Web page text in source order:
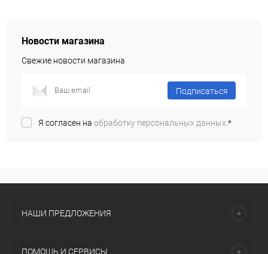
Новости магазина
Свежие новости магазина
Подписаться
Я согласен на обработку персональных данных.*
НАШИ ПРЕДЛОЖЕНИЯ
ПОМОЩЬ И СЕРВИСЫ